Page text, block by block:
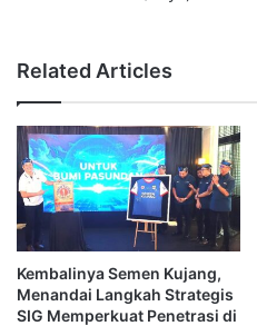
Related Articles
Kembalinya Semen Kujang,
Menandai Langkah Strategis
SIG Memperkuat Penetrasi di